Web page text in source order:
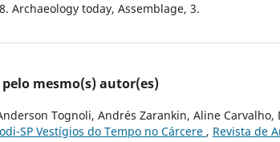
Archaeology today, Assemblage, 3.
mesmo(s) autor(es)
Tognoli, Andrés Zarankin, Aline
SP Vestígios do Tempo no Cárcere , Revista de